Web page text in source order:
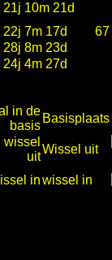
21j 10m 21d
22j 7m 17d
67
28j 8m 23d
24j 4m 27d
Basisplaats
Wissel uit
wissel in